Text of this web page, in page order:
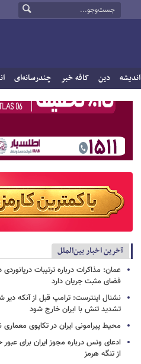
اندیشه دین کافه خبر چندرسانه‌ای
آخرین اخبار بین‌الملل
عمان: مذاکرات درباره ترتیبات
فضای مثبت جریان دارد
نشنال اینترست: ترامپ قبل از آنکه دیر
تشدید تنش با ایران خارج شود
محیط پیرامونی ایران در تکاپوی معماری
ادعای ونس درباره مجوز ایران برای
از تنگه هرمز